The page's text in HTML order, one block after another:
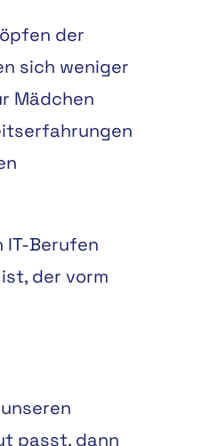
der
sich weniger
Mädchen
IT-Berufen
der vorm
passt, dann